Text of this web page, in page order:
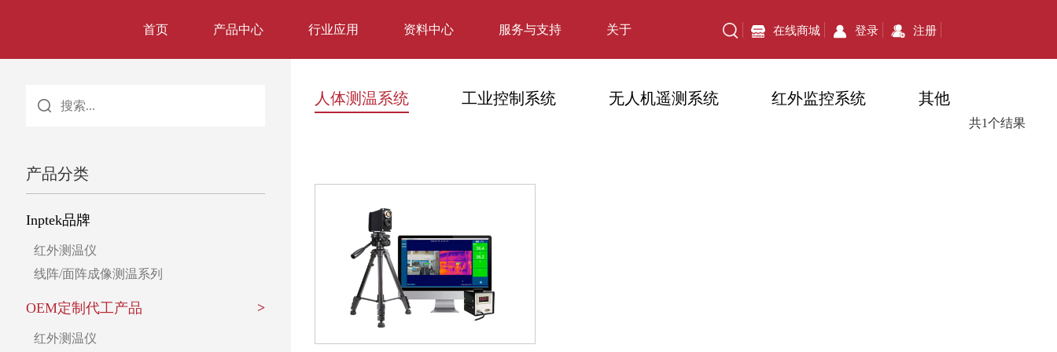
在线商城 登录 注册
首页 产品中心 行业应用 资料中心 服务与支持 关于
产品分类
Inptek品牌
红外测温仪
线阵/面阵成像测温系列
>
OEM定制代工产品
红外测温仪
人体测温系统 工业控制系统 无人机遥测系统 红外监控系统 其他
共1个结果